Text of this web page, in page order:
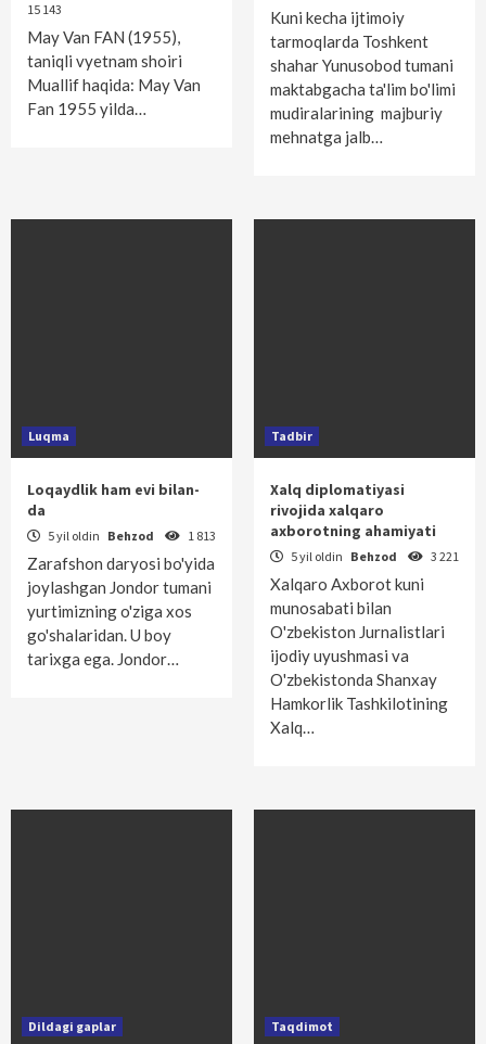
15 143
May Van FAN (1955),
taniqli vyetnam shoiri
Muallif haqida: May Van
Fan 1955 yilda…
Kuni kecha ijtimoiy
tarmoqlarda Toshkent
shahar Yunus­obod tumani
maktabgacha ta'lim bo'limi
mudiralarining majburiy
mehnatga jalb…
Luqma
Loqaydlik ham evi bilan-
da
5 yil oldin Behzod 1 813
Zarafshon daryosi bo'yida
joylashgan Jondor tumani
yurtimizning o'ziga xos
go'shalaridan. U boy
tarixga ega. Jondor…
Tadbir
Xalq diplomatiyasi
rivojida xalqaro
axborotning ahamiyati
5 yil oldin Behzod 3 221
Xalqaro Axborot kuni
munosabati bilan
O'zbekis­ton Jurnalistlari
ijodiy uyushmasi va
O'zbekis­tonda Shanxay
Hamkorlik Tashkilotining
Xalq…
Dildagi gaplar Taqdimot